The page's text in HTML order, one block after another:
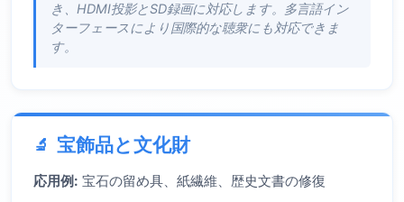
き、HDMI投影とSD録画に対応します。多言語イン
ターフェースにより国際的な聴衆にも対応できま
す。
宝飾品と文化財
応用例: 宝石の留め具、紙繊維、歴史文書の修復